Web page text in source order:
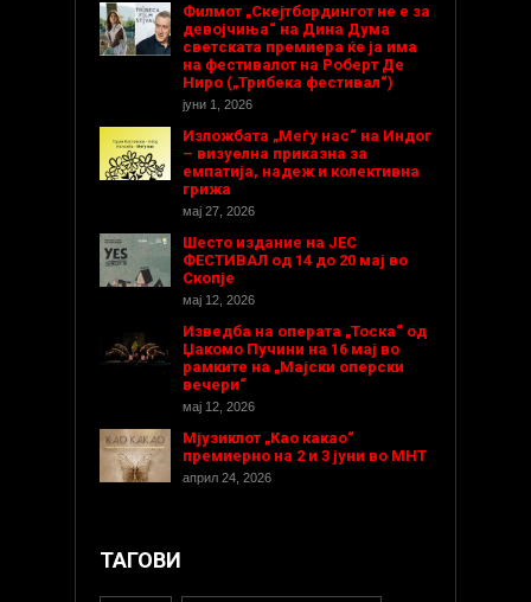
Филмот „Скејтбордингот не е за
девојчиња“ на Дина Дума
светската премиера ќе ја има
на фестивалот на Роберт Де
Ниро („Трибека фестивал“)
јуни 1, 2026
Изложбата „Меѓу нас“ на Индог
– визуелна приказна за
емпатија, надеж и колективна
грижа
мај 27, 2026
Шесто издание на ЈЕС
ФЕСТИВАЛ од 14 до 20 мај во
Скопје
мај 12, 2026
Изведба на операта „Тоска“ од
Џакомо Пучини на 16 мај во
рамките на „Мајски оперски
вечери“
мај 12, 2026
Мјузиклот „Као какао“
премиерно на 2 и 3 јуни во МНТ
април 24, 2026
ТАГОВИ